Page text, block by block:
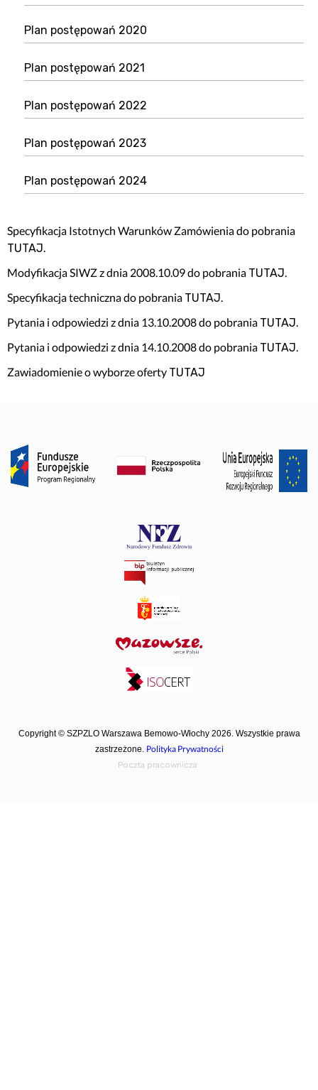
Plan postępowań 2020
Plan postępowań 2021
Plan postępowań 2022
Plan postępowań 2023
Plan postępowań 2024
Specyfikacja Istotnych Warunków Zamówienia do pobrania
TUTAJ.
Modyfikacja SIWZ z dnia 2008.10.09 do pobrania TUTAJ.
Specyfikacja techniczna do pobrania TUTAJ.
Pytania i odpowiedzi z dnia 13.10.2008 do pobrania TUTAJ.
Pytania i odpowiedzi z dnia 14.10.2008 do pobrania TUTAJ.
Zawiadomienie o wyborze oferty TUTAJ
Copyright © SZPZLO Warszawa Bemowo-Włochy 2026. Wszystkie prawa
zastrzeżone. Polityka Prywatności
Poczta pracownicza